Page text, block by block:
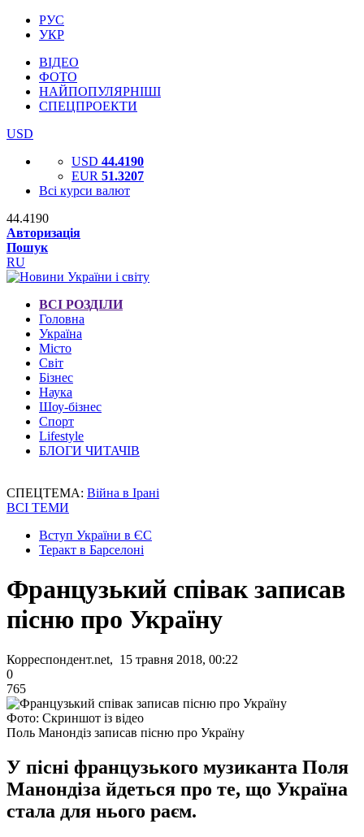
РУС
УКР
ВІДЕО
ФОТО
НАЙПОПУЛЯРНІШІ
СПЕЦПРОЕКТИ
USD
USD 44.4190
EUR 51.3207
Всі курси валют
44.4190
Авторизація
Пошук
RU
ВСІ РОЗДІЛИ
Головна
Україна
Місто
Світ
Бізнес
Наука
Шоу-бізнес
Спорт
Lifestyle
БЛОГИ ЧИТАЧІВ
СПЕЦТЕМА: Війна в Ірані
ВСІ ТЕМИ
Вступ України в ЄС
Теракт в Барселоні
Французький співак записав
пісню про Україну
Корреспондент.net, 15 травня 2018, 00:22
0
765
Фото: Скриншот із відео
Поль Манондіз записав пісню про Україну
У пісні французького музиканта Поля
Манондіза йдеться про те, що Україна
стала для нього раєм.